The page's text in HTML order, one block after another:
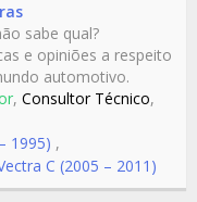
sabe qual?
e opiniões a respeito
automotivo.
, Consultor Técnico,
1995) ,
C (2005 – 2011)